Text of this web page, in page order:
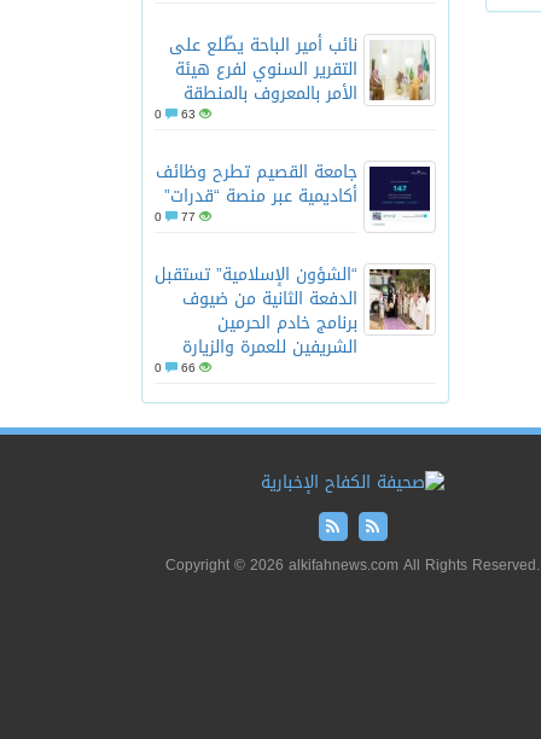
نائب أمير الباحة يطّلع على
التقرير السنوي لفرع هيئة
الأمر بالمعروف بالمنطقة
63
جامعة القصيم تطرح وظائف
أكاديمية عبر منصة “قدرات”
77
“الشؤون الإسلامية” تستقبل
الدفعة الثانية من ضيوف
برنامج خادم الحرمين
الشريفين للعمرة والزيارة
66
Copyright © 2026 alkifahnews.com All Rights Reserved.